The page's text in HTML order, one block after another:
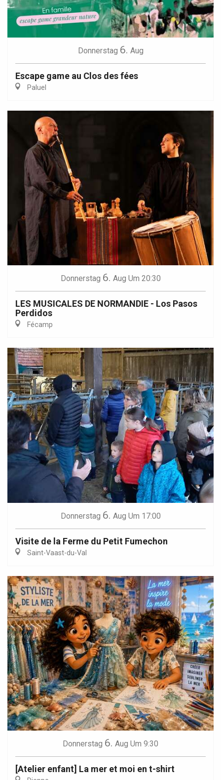
Donnerstag 6. Aug
Escape game au Clos des fées
Paluel
Donnerstag 6. Aug Um 20:30
LES MUSICALES DE NORMANDIE - Los Pasos
Perdidos
Fécamp
Donnerstag 6. Aug Um 17:00
Visite de la Ferme du Petit Fumechon
Saint-Vaast-du-Val
Donnerstag 6. Aug Um 9:30
[Atelier enfant] La mer et moi en t-shirt